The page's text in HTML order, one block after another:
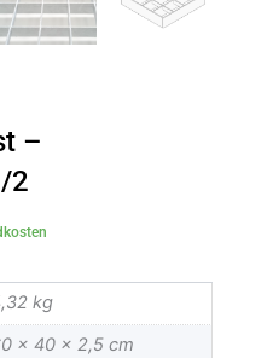
–
2
kg
× 40 × 2,5 cm